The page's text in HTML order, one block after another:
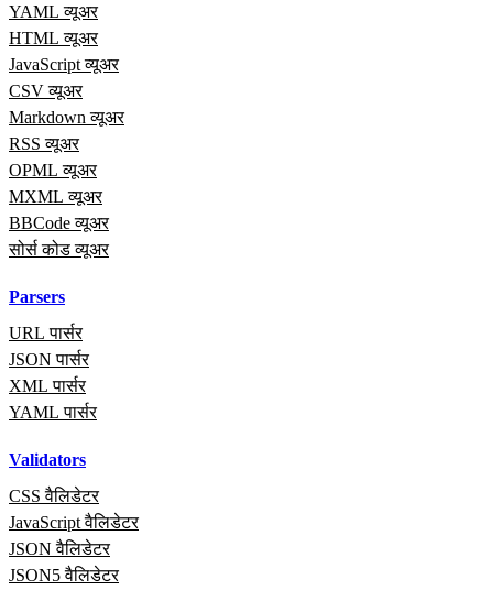
YAML व्यूअर
HTML व्यूअर
JavaScript व्यूअर
CSV व्यूअर
Markdown व्यूअर
RSS व्यूअर
OPML व्यूअर
MXML व्यूअर
BBCode व्यूअर
सोर्स कोड व्यूअर
Parsers
URL पार्सर
JSON पार्सर
XML पार्सर
YAML पार्सर
Validators
CSS वैलिडेटर
JavaScript वैलिडेटर
JSON वैलिडेटर
JSON5 वैलिडेटर